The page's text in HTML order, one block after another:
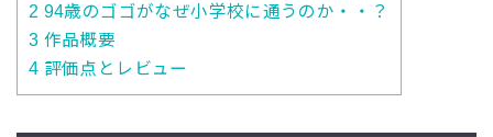
2 94歳のゴゴがなぜ小学校に通うのか・・？
3 作品概要
4 評価点とレビュー